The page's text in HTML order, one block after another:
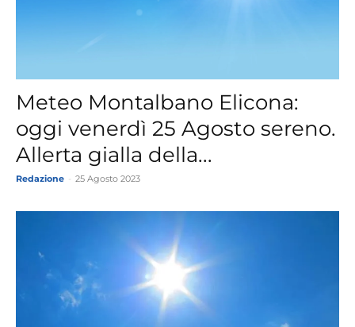
Meteo Montalbano Elicona:
oggi venerdì 25 Agosto sereno.
Allerta gialla della...
Redazione 25 Agosto 2023